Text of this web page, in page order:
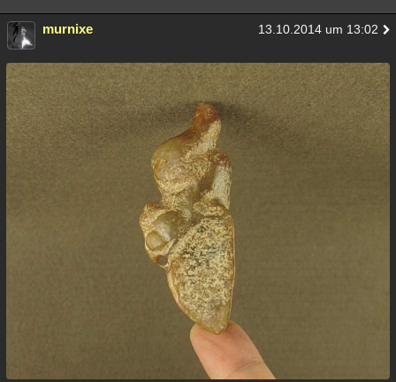
murnixe 13.10.2014 um 13:02